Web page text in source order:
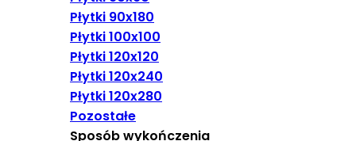
Płytki 90x180
Płytki 100x100
Płytki 120x120
Płytki 120x240
Płytki 120x280
Pozostałe
Sposób wykończenia